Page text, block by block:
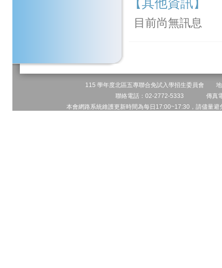
【其他資訊】
目前尚無訊息
115 學年度北區五專聯合免試入學招生委員會 地
聯絡電話：02-2772-5333 傳真
本會網路系統維護更新時間為每日17:00~17:30，請儘量